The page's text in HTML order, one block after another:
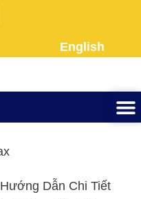
English
Hướng Dẫn Chi Tiết